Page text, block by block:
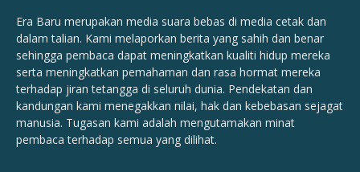
Era Baru merupakan media suara bebas di media cetak dan
dalam talian. Kami melaporkan berita yang sahih dan benar ​​
sehingga pembaca dapat meningkatkan kualiti hidup mereka
serta meningkatkan pemahaman dan rasa hormat mereka
terhadap jiran tetangga di seluruh dunia. Pendekatan dan
kandungan kami menegakkan nilai, hak dan kebebasan sejagat
manusia. Tugasan kami adalah mengutamakan minat
pembaca terhadap semua yang dilihat.